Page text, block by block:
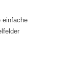
einfache